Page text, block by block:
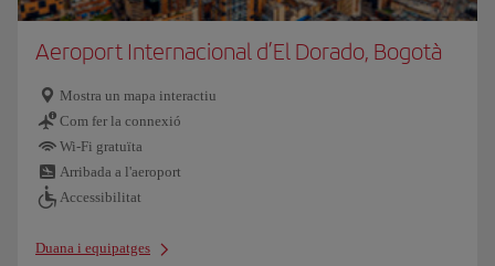
Aeroport Internacional d’El Dorado, Bogotà
Mostra un mapa interactiu
Com fer la connexió
Wi-Fi gratuïta
Arribada a l'aeroport
Accessibilitat
Duana i equipatges